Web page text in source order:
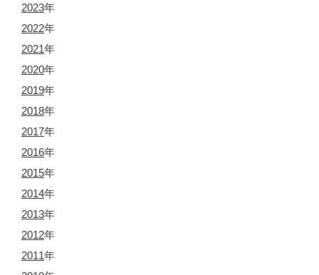
2023年
2022年
2021年
2020年
2019年
2018年
2017年
2016年
2015年
2014年
2013年
2012年
2011年